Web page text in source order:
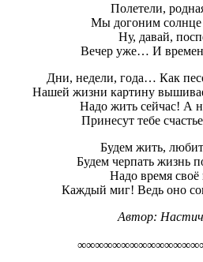
Полетели,
Мы догоним солнце
Ну, давай,
Вечер уже… И
Дни, недели, года… Как
Нашей жизни картину
Надо жить сейчас! А
Принесут тебе
Будем жить,
Будем черпать жизнь
Надо время своё
Каждый миг! Ведь оно
Автор: